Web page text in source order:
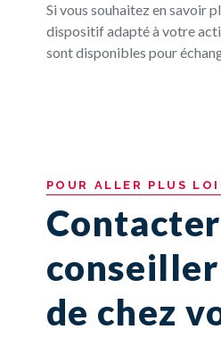
Si vous souhaitez en savoir
dispositif adapté à votre
sont disponibles pour
POUR ALLER PLUS
de chez